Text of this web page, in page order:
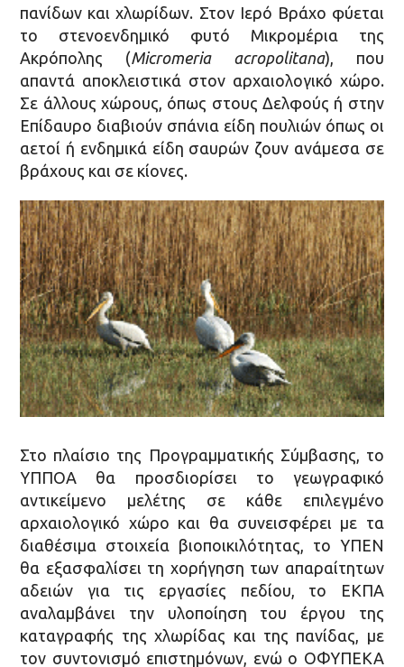
πανίδων και χλωρίδων. Στον Ιερό Βράχο φύεται
το στενοενδημικό φυτό Μικρομέρια της
Ακρόπολης (Micromeria acropolitana), που
απαντά αποκλειστικά στον αρχαιολογικό χώρο.
Σε άλλους χώρους, όπως στους Δελφούς ή στην
Επίδαυρο διαβιούν σπάνια είδη πουλιών όπως οι
αετοί ή ενδημικά είδη σαυρών ζουν ανάμεσα σε
βράχους και σε κίονες.
Στο πλαίσιο της Προγραμματικής Σύμβασης, το
ΥΠΠΟΑ θα προσδιορίσει το γεωγραφικό
αντικείμενο μελέτης σε κάθε επιλεγμένο
αρχαιολογικό χώρο και θα συνεισφέρει με τα
διαθέσιμα στοιχεία βιοποικιλότητας, το ΥΠΕΝ
θα εξασφαλίσει τη χορήγηση των απαραίτητων
αδειών για τις εργασίες πεδίου, το ΕΚΠΑ
αναλαμβάνει την υλοποίηση του έργου της
καταγραφής της χλωρίδας και της πανίδας, με
τον συντονισμό επιστημόνων, ενώ ο ΟΦΥΠΕΚΑ